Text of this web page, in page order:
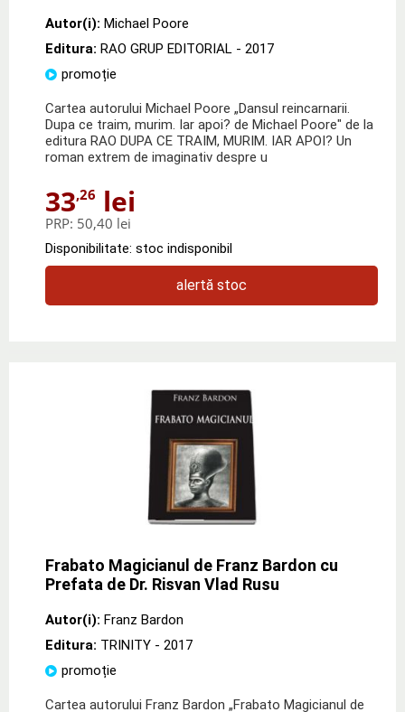
Autor(i): Michael Poore
Editura: RAO GRUP EDITORIAL - 2017
promoție
Cartea autorului Michael Poore „Dansul reincarnarii.
Dupa ce traim, murim. Iar apoi? de Michael Poore" de la
editura RAO DUPA CE TRAIM, MURIM. IAR APOI? Un
roman extrem de imaginativ despre u
33,26 lei
PRP: 50,40 lei
Disponibilitate: stoc indisponibil
alertă stoc
Frabato Magicianul de Franz Bardon cu
Prefata de Dr. Risvan Vlad Rusu
Autor(i): Franz Bardon
Editura: TRINITY - 2017
promoție
Cartea autorului Franz Bardon „Frabato Magicianul de